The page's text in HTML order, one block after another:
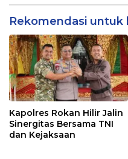
Rekomendasi untuk
Kapolres Rokan Hilir Jalin
Sinergitas Bersama TNI
dan Kejaksaan